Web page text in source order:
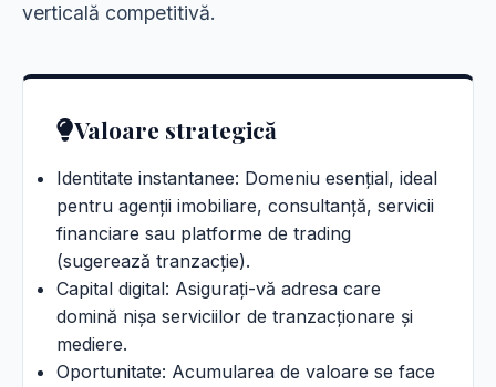
verticală competitivă.
Valoare strategică
Identitate instantanee: Domeniu esențial, ideal
pentru agenții imobiliare, consultanță, servicii
financiare sau platforme de trading
(sugerează tranzacție).
Capital digital: Asigurați-vă adresa care
domină nișa serviciilor de tranzacționare și
mediere.
Oportunitate: Acumularea de valoare se face